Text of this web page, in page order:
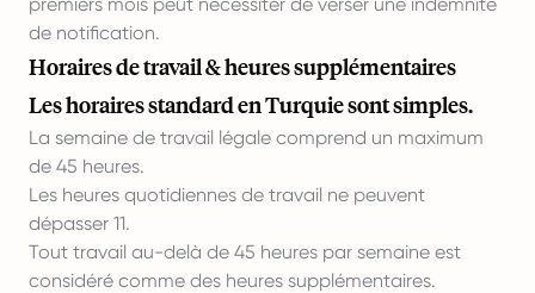
de notification.
Horaires de travail & heures supplémentaires
Les horaires standard en Turquie sont simples.
La semaine de travail légale comprend un maximum
de 45 heures.
Les heures quotidiennes de travail ne peuvent
dépasser 11.
Tout travail au-delà de 45 heures par semaine est
considéré comme des heures supplémentaires.